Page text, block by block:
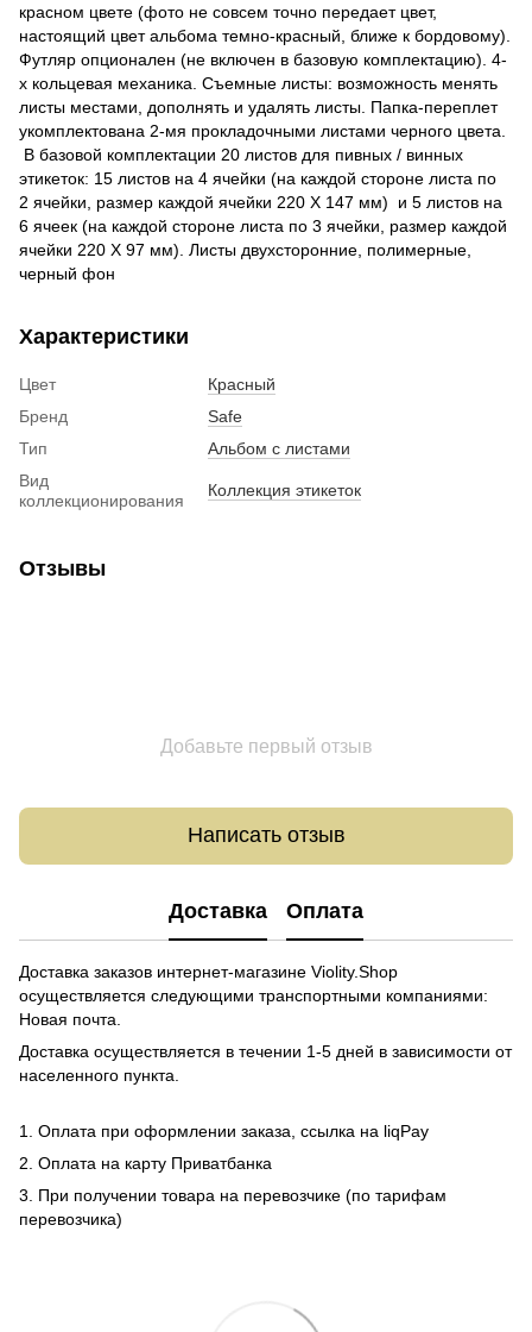
красном цвете (фото не совсем точно передает цвет,
настоящий цвет альбома темно-красный, ближе к бордовому).
Футляр опционален (не включен в базовую комплектацию). 4-
х кольцевая механика. Съемные листы: возможность менять
листы местами, дополнять и удалять листы. Папка-переплет
укомплектована 2-мя прокладочными листами черного цвета.
В базовой комплектации 20 листов для пивных / винных
этикеток: 15 листов на 4 ячейки (на каждой стороне листа по
2 ячейки, размер каждой ячейки 220 Х 147 мм) и 5 листов на
6 ячеек (на каждой стороне листа по 3 ячейки, размер каждой
ячейки 220 Х 97 мм). Листы двухсторонние, полимерные,
черный фон
Характеристики
Цвет
Красный
Бренд
Safe
Тип
Альбом с листами
Вид
коллекционирования
Коллекция этикеток
Отзывы
Добавьте первый отзыв
Написать отзыв
Доставка Оплата
Доставка заказов интернет-магазине Violity.Shop
осуществляется следующими транспортными компаниями:
Новая почта.
Доставка осуществляется в течении 1-5 дней в зависимости от
населенного пункта.
1. Оплата при оформлении заказа, ссылка на liqPay
2. Оплата на карту Приватбанка
3. При получении товара на перевозчике (по тарифам
перевозчика)